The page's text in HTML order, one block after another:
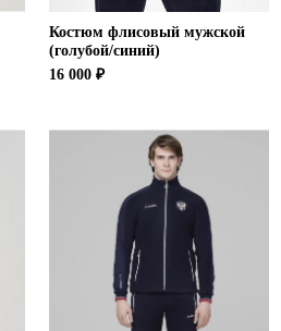
Костюм флисовый мужской
(голубой/синий)
16 000 ₽